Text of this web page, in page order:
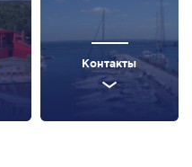
Контакты